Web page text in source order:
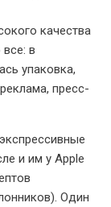
качества
в
упаковка,
пресс-
и им у Apple
Один